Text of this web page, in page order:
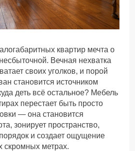
квартир мечта о
Вечная нехватка
своих уголков, и порой
становится источником
деть всё остальное? Мебель
перестает быть просто
— она становится
зонирует пространство,
и создает ощущение
скромных метрах.